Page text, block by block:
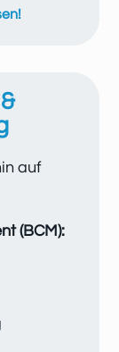
auf
(BCM):